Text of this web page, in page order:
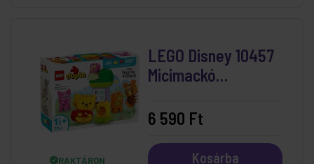
RAKTÁRON
LEGO Disney 10457
Micimackó
6 590 Ft
Kosárba